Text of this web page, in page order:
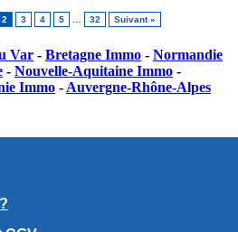
2 3 4 5 … 32 Suivant »
Var - Bretagne Immo - Normandie
- Nouvelle-Aquitaine Immo -
Immo - Auvergne-Rhône-Alpes